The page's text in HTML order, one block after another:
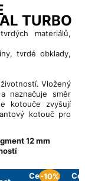
TURBO
materiálů,
obklady,
Vložený
naznačuje směr
kotouče zvyšují
kotouč pro
12 mm
Cena-10%